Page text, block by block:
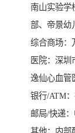
南山实验学
部、帝景幼
综合商场：
医院：深
逸仙心血管
银行/ATM
邮局/快递